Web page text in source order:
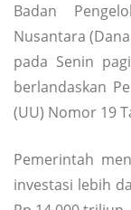
Badan
Nusantara
pada Senin
berlandaskan
(UU) Nomor 19
Pemerintah
investasi lebih